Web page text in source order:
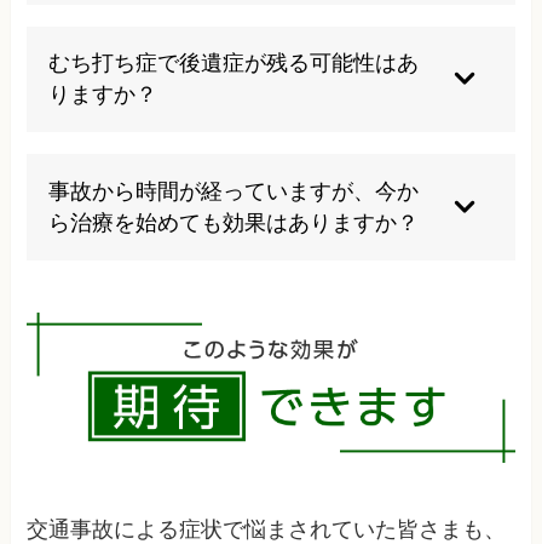
しています。患者さんの症状や状態に合わせて、
最適な治療方針を提案させていただきます。
険でカバーされ、患者様の自己負担はありませ
ん。当院では煩雑な手続きもサポートしています
ので、治療に専念していただけます。保険の適用
で、ご不安な点はお気軽にご相談ください。
むち打ち症で後遺症が残る可能性はあ
りますか？
たりすると、慢性的な痛みやしびれ、頭痛などの
後遺症が残るリスクが高まります。当院では後遺
症を最小限に抑えるための早期からの適切な治療
相談してください。
事故から時間が経っていますが、今か
ら治療を始めても効果はありますか？
期待できます。特に慢性化した症状に対しては、
当院の東洋医学と西洋医学を組み合わせた独自の
アプローチが効果的です。まずは詳細な検査と評
価を行い、最適な治療計画を立てていきましょ
う。症状が長引いている場合は、より段階的な治
交通事故による症状で悩まされていた皆さまも、